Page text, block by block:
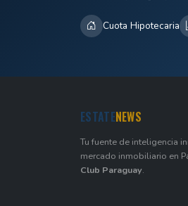
Cuota Hipotecaria
ESTATENEWS
Tu fuente de inteligencia
mercado inmobiliario en
Club Paraguay.